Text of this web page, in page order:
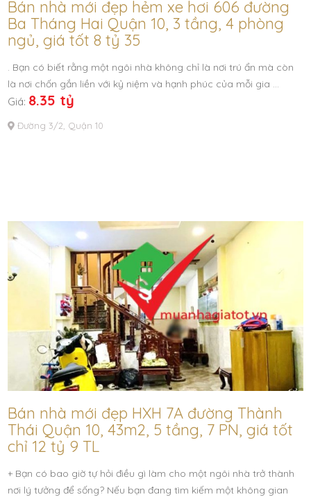
Bán nhà mới đẹp hẻm xe hơi 606 đường
Ba Tháng Hai Quận 10, 3 tầng, 4 phòng
ngủ, giá tốt 8 tỷ 35
. Bạn có biết rằng một ngôi nhà không chỉ là nơi trú ẩn mà còn
là nơi chốn gắn liền với kỷ niệm và hạnh phúc của mỗi gia …
Giá: 8.35 tỷ
Đường 3/2, Quận 10
Bán nhà mới đẹp HXH 7A đường Thành
Thái Quận 10, 43m2, 5 tầng, 7 PN, giá tốt
chỉ 12 tỷ 9 TL
+ Bạn có bao giờ tự hỏi điều gì làm cho một ngôi nhà trở thành
nơi lý tưởng để sống? Nếu bạn đang tìm kiếm một không gian